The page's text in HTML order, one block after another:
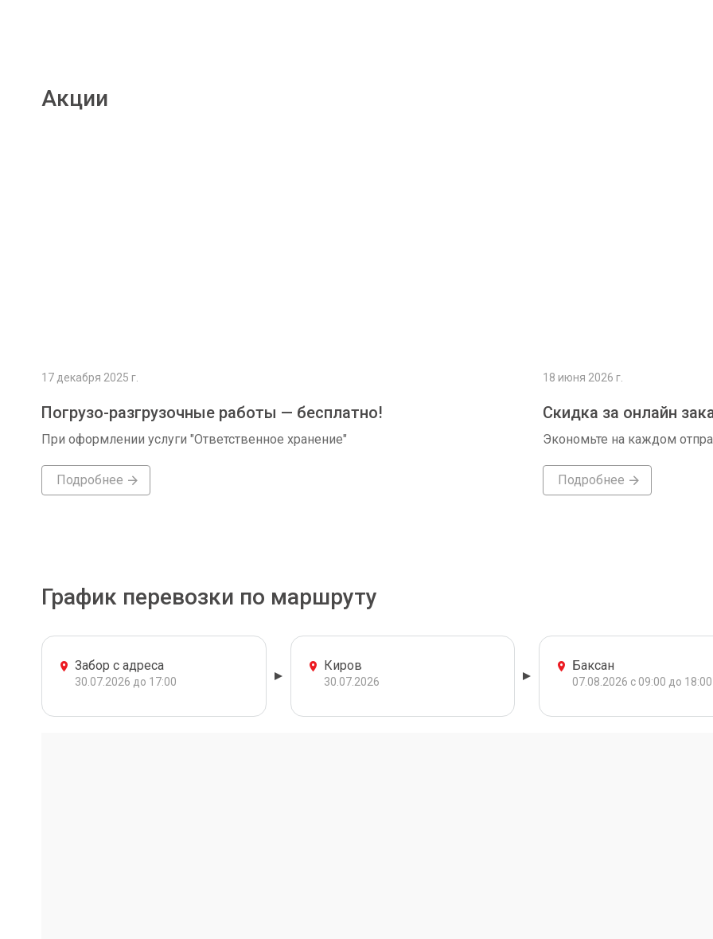
Акции
17 декабря 2025 г.
Погрузо-разгрузочные работы — бесплатно!
При оформлении услуги "Ответственное хранение"
Подробнее
18 июня 2026 г.
Скидка за онлайн
Экономьте на каждом
Подробнее
График перевозки по маршруту
Забор с адреса
30.07.2026 до 17:00
Киров
30.07.2026
Баксан
07.08.2026 с 09:00 до 18:00